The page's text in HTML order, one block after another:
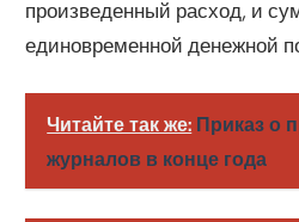
произведенный расход, и
единовременной денежной
Читайте так же: Приказ о
журналов в конце года